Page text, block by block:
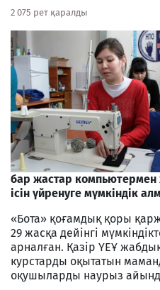
2 075 рет қаралды
бар жастар компьютермен
ісін үйренуге мүмкіндік
«Бота» қоғамдық қоры
29 жасқа дейінгі
арналған. Қазір ҮЕҰ
курстарды оқытатын
оқушыларды наурыз